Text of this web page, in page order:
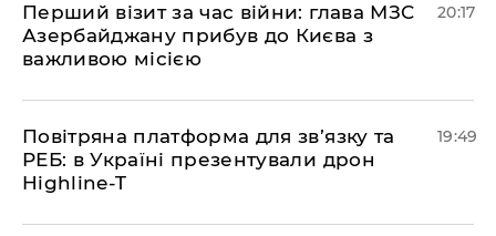
​Перший візит за час війни: глава МЗС
Азербайджану прибув до Києва з
важливою місією
20:17
​Повітряна платформа для зв’язку та
РЕБ: в Україні презентували дрон
Highline-T
19:49